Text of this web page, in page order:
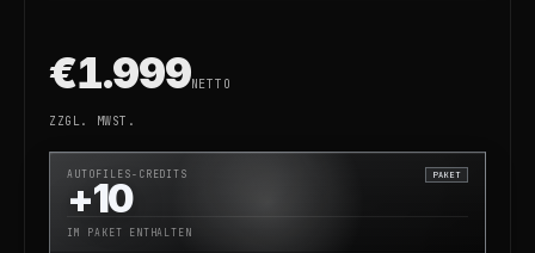
€1.999NETTO
ZZGL. MWST.
AUTOFILES-CREDITS PAKET
+10
IM PAKET ENTHALTEN